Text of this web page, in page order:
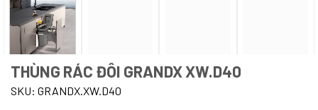
THÙNG RÁC ĐÔI GRANDX XW.D40
SKU: GRANDX.XW.D40